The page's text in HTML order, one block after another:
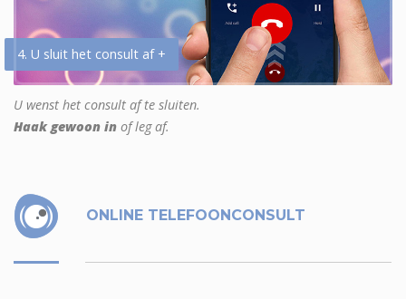
4. U sluit het consult af +
U wenst het consult af te sluiten.
Haak gewoon in of leg af.
ONLINE TELEFOONCONSULT